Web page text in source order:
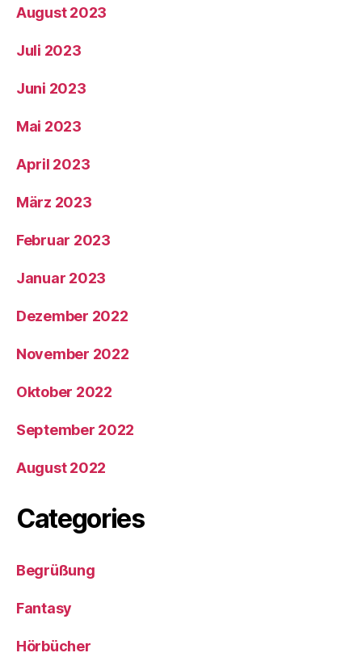
August 2023
Juli 2023
Juni 2023
Mai 2023
April 2023
März 2023
Februar 2023
Januar 2023
Dezember 2022
November 2022
Oktober 2022
September 2022
August 2022
Categories
Begrüßung
Fantasy
Hörbücher